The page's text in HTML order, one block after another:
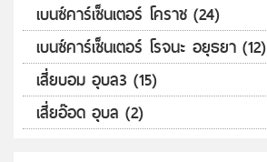
เบนซ์คาร์เซ็นเตอร์ โคราช (24)
เบนซ์คาร์เซ็นเตอร์ โรจนะ อยุธยา (12)
เสี่ยบอม อุบล3 (15)
เสี่ยอ๊อด อุบล (2)